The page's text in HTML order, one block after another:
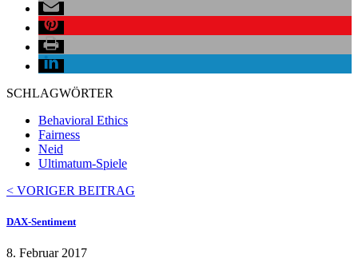
SCHLAGWÖRTER
Behavioral Ethics
Fairness
Neid
Ultimatum-Spiele
< VORIGER BEITRAG
DAX-Sentiment
8. Februar 2017